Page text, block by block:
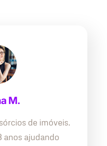
M.
de imóveis.
anos ajudando